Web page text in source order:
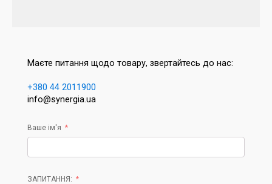
Маєте питання щодо товару, звертайтесь до нас:
+380 44 2011900
info@synergia.ua
Ваше ім'я
ЗАПИТАННЯ: